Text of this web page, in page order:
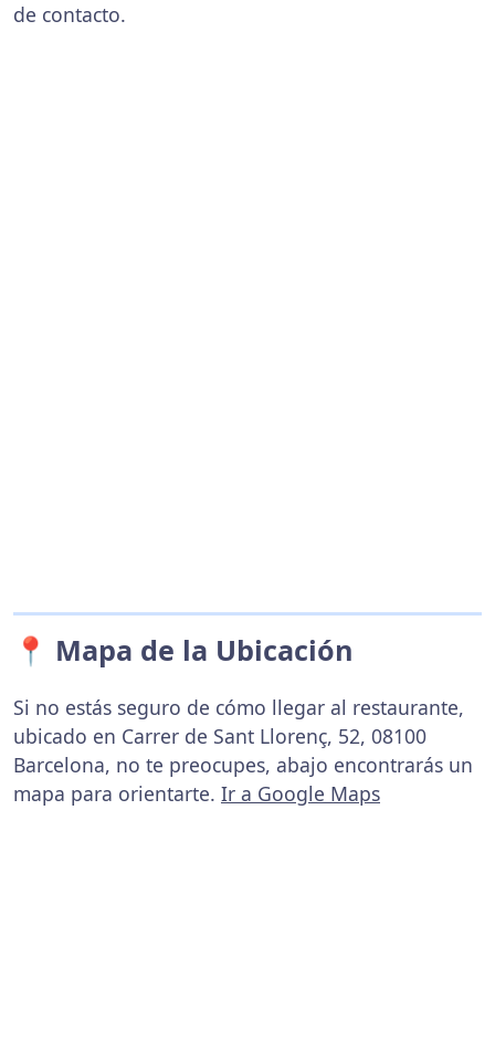
de contacto.
📍 Mapa de la Ubicación
Si no estás seguro de cómo llegar al restaurante,
ubicado en Carrer de Sant Llorenç, 52, 08100
Barcelona, no te preocupes, abajo encontrarás un
mapa para orientarte. Ir a Google Maps